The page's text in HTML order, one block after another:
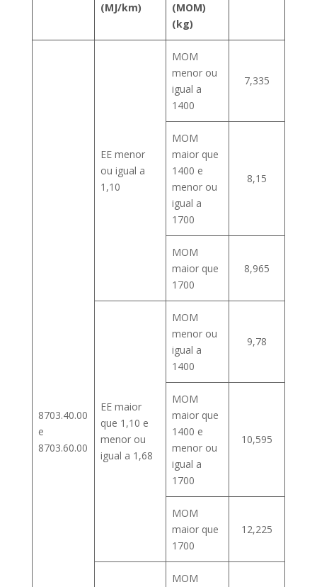
(MJ/km)
(MOM)
(kg)
8703.40.00
e
8703.60.00
EE menor
ou igual a
1,10
MOM
menor ou
igual a
1400
7,335
MOM
maior que
1400 e
menor ou
igual a
1700
8,15
MOM
maior que
1700
8,965
EE maior
que 1,10 e
menor ou
igual a 1,68
MOM
menor ou
igual a
1400
9,78
MOM
maior que
1400 e
menor ou
igual a
1700
10,595
MOM
maior que
1700
12,225
MOM